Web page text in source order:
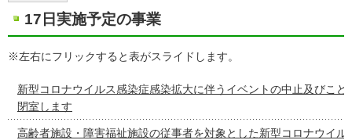
17日実施予定の事業
※左右にフリックすると表がスライドします。
新型コロナウイルス感染症感染拡大に伴うイベントの中止及びこど
閉室します
高齢者施設・障害福祉施設の従事者を対象とした新型コロナウイル